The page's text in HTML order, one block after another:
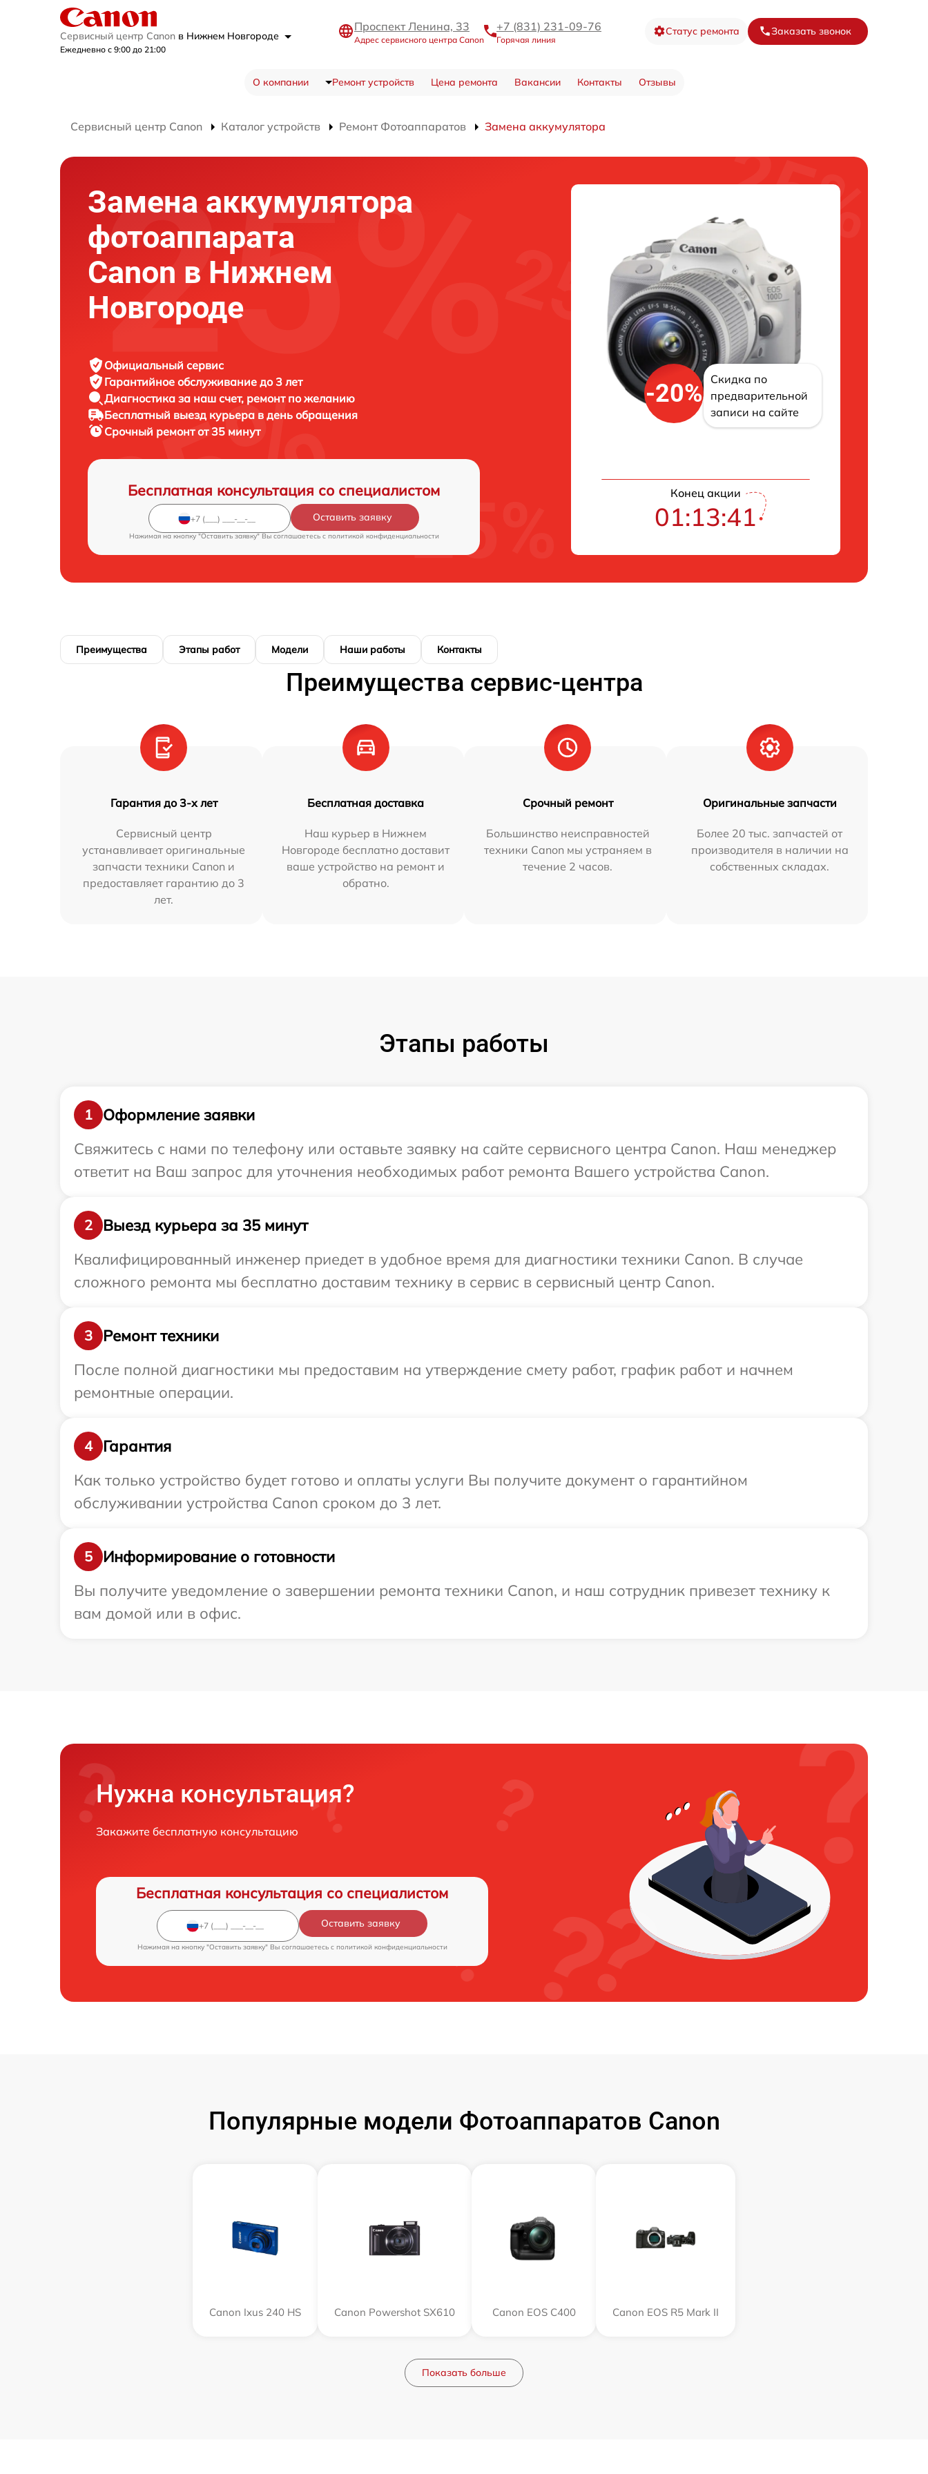
Сервисный центр Canon в Нижнем Новгороде
Ежедневно с 9:00 до 21:00
Проспект Ленина, 33
Адрес сервисного центра Canon
+7 (831) 231-09-76
Горячая линия
Статус ремонта Заказать звонок
О компании Ремонт устройств Цена ремонта Вакансии Контакты Отзывы
Сервисный центр Canon Каталог устройств Ремонт Фотоаппаратов Замена аккумулятора
Замена аккумулятора
фотоаппарата
Canon в Нижнем
Новгороде
Официальный сервис
Гарантийное обслуживание до 3 лет
Диагностика за наш счет, ремонт по желанию
Бесплатный выезд курьера в день обращения
Срочный ремонтот 35 минут
Бесплатная консультация со специалистом
Оставить заявку
Нажимая на кнопку "Оставить заявку" Вы соглашаетесь c политикой конфиденциальности
-20%
Скидка по
предварительной
записи на сайте
Конец акции
01:13:40
Преимущества Этапы работ Модели Наши работы Контакты
Преимущества сервис-центра
Гарантия до 3-х лет
Сервисный центр
устанавливает оригинальные
запчасти техники Canon и
предоставляет гарантию до 3
лет.
Бесплатная доставка
Наш курьер в Нижнем
Новгороде бесплатно доставит
ваше устройство на ремонт и
обратно.
Срочный ремонт
Большинство неисправностей
техники Canon мы устраняем в
течение 2 часов.
Оригинальные запчасти
Более 20 тыс. запчастей от
производителя в наличии на
собственных складах.
Этапы работы
1
Оформление заявки
Свяжитесь с нами по телефону или оставьте заявку на сайте сервисного центра Canon. Наш менеджер
ответит на Ваш запрос для уточнения необходимых работ ремонта Вашего устройства Canon.
2
Выезд курьера за 35 минут
Квалифицированный инженер приедет в удобное время для диагностики техники Canon. В случае
сложного ремонта мы бесплатно доставим технику в сервис в сервисный центр Canon.
3
Ремонт техники
После полной диагностики мы предоставим на утверждение смету работ, график работ и начнем
ремонтные операции.
4
Гарантия
Как только устройство будет готово и оплаты услуги Вы получите документ о гарантийном
обслуживании устройства Canon сроком до 3 лет.
5
Информирование о готовности
Вы получите уведомление о завершении ремонта техники Canon, и наш сотрудник привезет технику к
вам домой или в офис.
Нужна консультация?
Закажите бесплатную консультацию
Бесплатная консультация со специалистом
Оставить заявку
Нажимая на кнопку "Оставить заявку" Вы соглашаетесь c политикой конфиденциальности
Популярные модели Фотоаппаратов Canon
Canon Ixus 240 HS Canon Powershot SX610 Canon EOS C400 Canon EOS R5 Mark II
Показать больше